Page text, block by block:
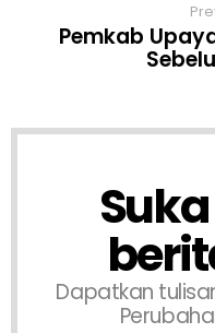
Pemkab
Dapatkan